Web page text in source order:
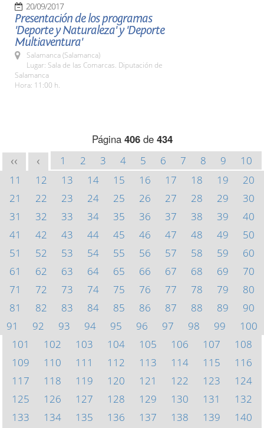
20/09/2017
Presentación de los programas
'Deporte y Naturaleza' y 'Deporte
Multiaventura'
Salamanca (Salamanca)
Lugar: Sala de las Comarcas. Diputación de
Salamanca
Hora: 11:00 h.
Página 406de 434
<< < 1 2 3 4 5 6 7 8 9
10
11
12 13 14 15 16 17 18 19
20
21
22 23 24 25 26 27 28 29
30
31
32 33 34 35 36 37 38 39
40
41
42 43 44 45 46 47 48 49
50
51
52 53 54 55 56 57 58 59
60
61
62 63 64 65 66 67 68 69
70
71
72 73 74 75 76 77 78 79
80
81
82 83 84 85 86 87 88 89
90
91
92 93 94 95 96 97 98 99
100
101
102 103 104 105 106 107
108
109
110 111 112 113 114 115
116
117
118 119 120 121 122 123
124
125
126 127 128 129 130 131
132
133
134 135 136 137 138 139
140